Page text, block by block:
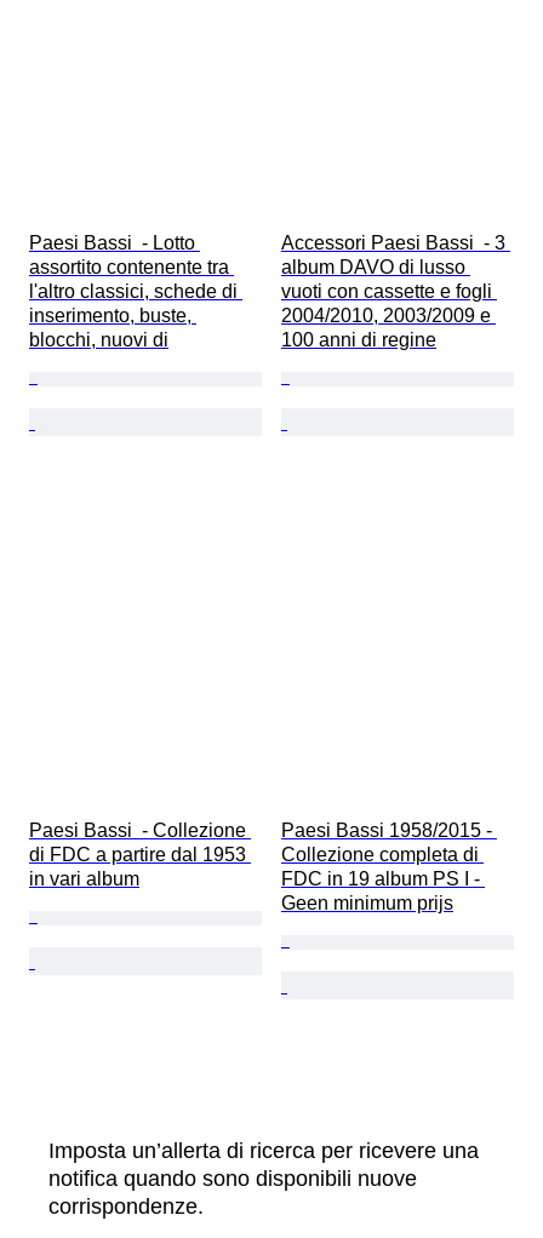
Paesi Bassi  - Lotto
assortito contenente tra
l'altro classici, schede di
inserimento, buste,
blocchi, nuovi di
Accessori Paesi Bassi  - 3
album DAVO di lusso
vuoti con cassette e fogli
2004/2010, 2003/2009 e
100 anni di regine
Paesi Bassi  - Collezione
di FDC a partire dal 1953
in vari album
Paesi Bassi 1958/2015 -
Collezione completa di
FDC in 19 album PS I -
Geen minimum prijs
Imposta un’allerta di ricerca per ricevere una
notifica quando sono disponibili nuove
corrispondenze.